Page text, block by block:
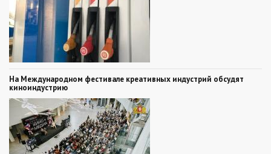
На Международном фестивале креативных индустрий обсудят
киноиндустрию